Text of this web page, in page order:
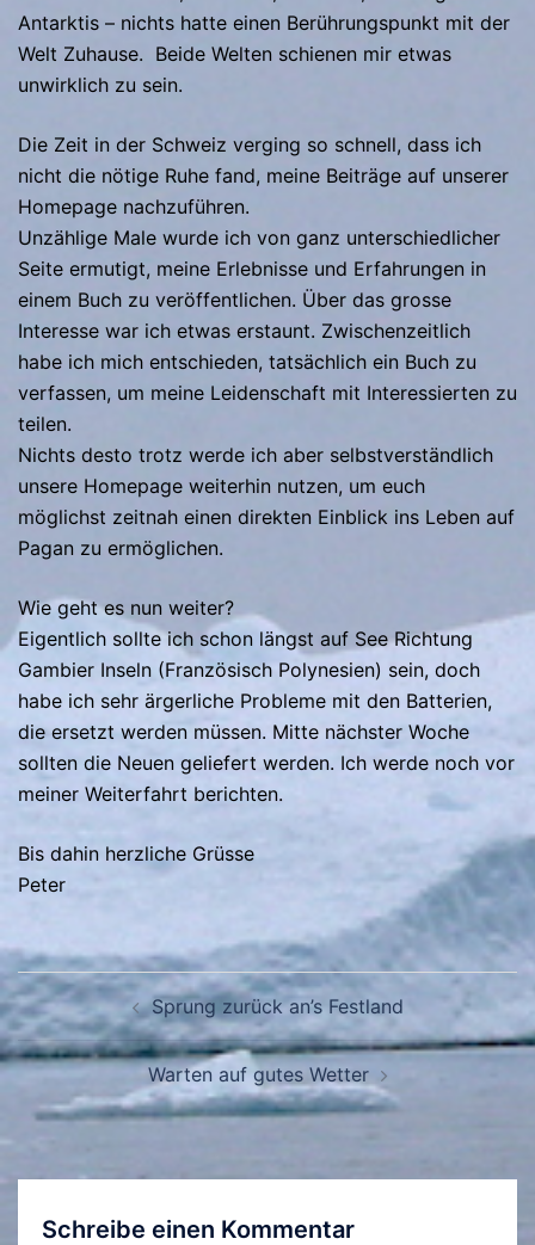
Antarktis – nichts hatte einen Berührungspunkt mit der
Welt Zuhause. Beide Welten schienen mir etwas
unwirklich zu sein.
Die Zeit in der Schweiz verging so schnell, dass ich
nicht die nötige Ruhe fand, meine Beiträge auf unserer
Homepage nachzuführen.
Unzählige Male wurde ich von ganz unterschiedlicher
Seite ermutigt, meine Erlebnisse und Erfahrungen in
einem Buch zu veröffentlichen. Über das grosse
Interesse war ich etwas erstaunt. Zwischenzeitlich
habe ich mich entschieden, tatsächlich ein Buch zu
verfassen, um meine Leidenschaft mit Interessierten zu
teilen.
Nichts desto trotz werde ich aber selbstverständlich
unsere Homepage weiterhin nutzen, um euch
möglichst zeitnah einen direkten Einblick ins Leben auf
Pagan zu ermöglichen.
Wie geht es nun weiter?
Eigentlich sollte ich schon längst auf See Richtung
Gambier Inseln (Französisch Polynesien) sein, doch
habe ich sehr ärgerliche Probleme mit den Batterien,
die ersetzt werden müssen. Mitte nächster Woche
sollten die Neuen geliefert werden. Ich werde noch vor
meiner Weiterfahrt berichten.
Bis dahin herzliche Grüsse
Peter
Beitragsnavigation
Sprung zurück an’s Festland
Warten auf gutes Wetter
Schreibe einen Kommentar